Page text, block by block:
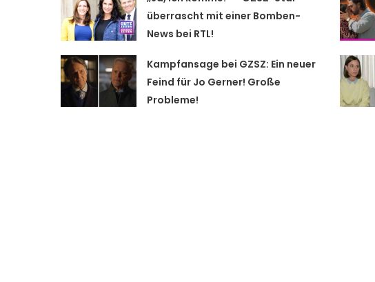
überrascht mit einer Bomben-
News bei RTL!
Kampfansage bei GZSZ: Ein neuer
Feind für Jo Gerner! Große
Probleme!